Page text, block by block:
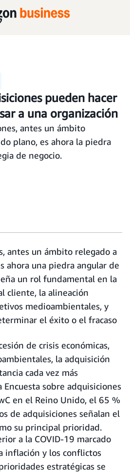
pueden hacer
a una organización
antes un ámbito
plano, es ahora la piedra
de negocio.
antes un ámbito relegado a
ahora una piedra angular de
un rol fundamental en la
cliente, la alineación
medioambientales, y
el éxito o el fracaso
de crisis económicas,
la adquisición
cada vez más
Encuesta sobre adquisiciones
en el Reino Unido, el 65 %
de adquisiciones señalan el
su principal prioridad.
a la COVID-19 marcado
inflación y los conflictos
estratégicas se